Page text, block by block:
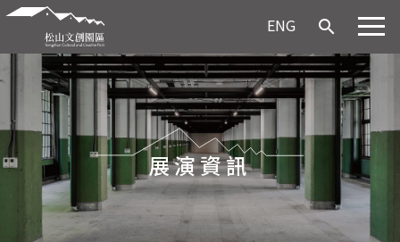
ENG search
展演資訊